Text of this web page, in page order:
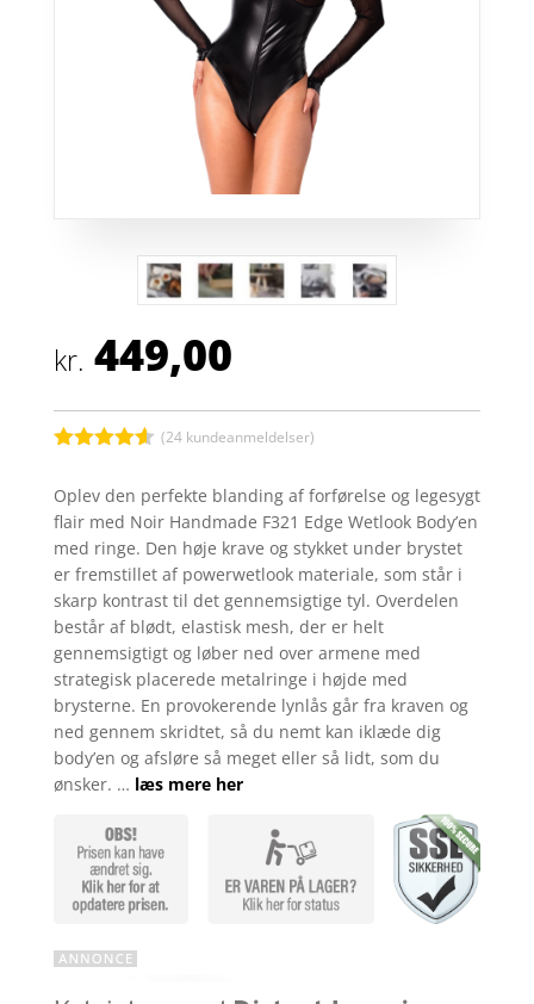
kr. 449,00
ud af 5
baseret
på
kundebedø
mmelser
(24 kundeanmeldelser)
Oplev den perfekte blanding af forførelse og legesygt
flair med Noir Handmade F321 Edge Wetlook Body’en
med ringe. Den høje krave og stykket under brystet
er fremstillet af powerwetlook materiale, som står i
skarp kontrast til det gennemsigtige tyl. Overdelen
består af blødt, elastisk mesh, der er helt
gennemsigtigt og løber ned over armene med
strategisk placerede metalringe i højde med
brysterne. En provokerende lynlås går fra kraven og
ned gennem skridtet, så du nemt kan iklæde dig
body’en og afsløre så meget eller så lidt, som du
ønsker. … læs mere her